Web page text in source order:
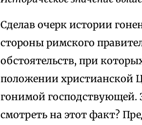
Сделав очерк истории
стороны римского
обстоятельств, при
положении христианской
гонимой господствующей.
смотреть на этот факт?